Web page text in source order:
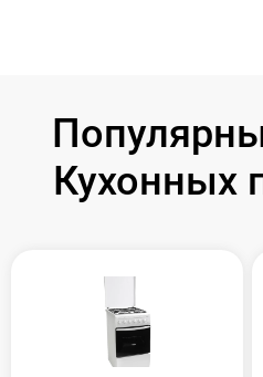
Кухонных